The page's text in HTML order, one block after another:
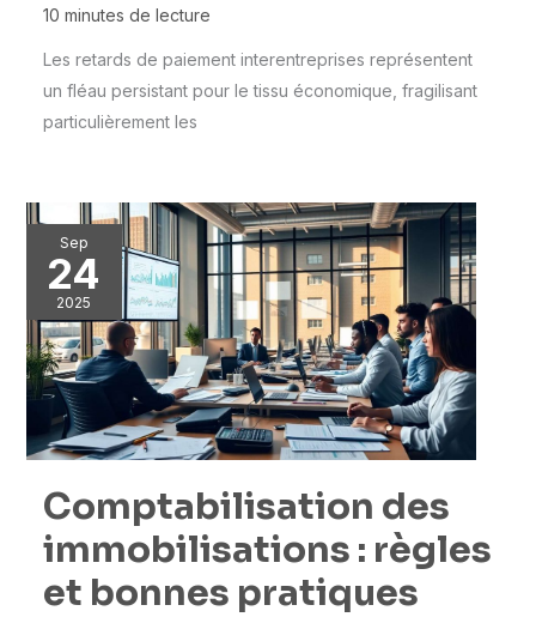
10 minutes de lecture
Les retards de paiement interentreprises représentent
un fléau persistant pour le tissu économique, fragilisant
particulièrement les
Sep
24
2025
Comptabilisation des
immobilisations : règles
et bonnes pratiques